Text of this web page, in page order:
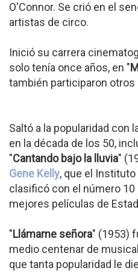
O'Connor. Se crió en el
artistas de circo.
Inició su carrera
solo tenía once años, en "
también participaron
Saltó a la popularidad con
en la década de los 50,
"Cantando bajo la lluvia"
Gene Kelly, que el
clasificó con el número 10
mejores películas de
"Llámame señora" (1953)
medio centenar de
que tanta popularidad le